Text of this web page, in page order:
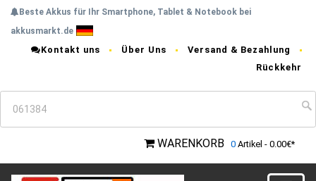
Beste Akkus für Ihr Smartphone, Tablet & Notebook bei
akkusmarkt.de
Kontakt uns Über Uns
Versand & Bezahlung
Rückkehr
WARENKORB 0 Artikel - 0.00€*